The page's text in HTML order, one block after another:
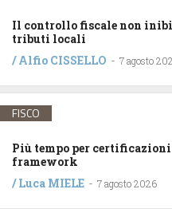
Il controllo fiscale non
tributi locali
/Alfio CISSELLO - 7 agosto
FISCO
Più tempo per
framework
/Luca MIELE - 7 agosto 2026